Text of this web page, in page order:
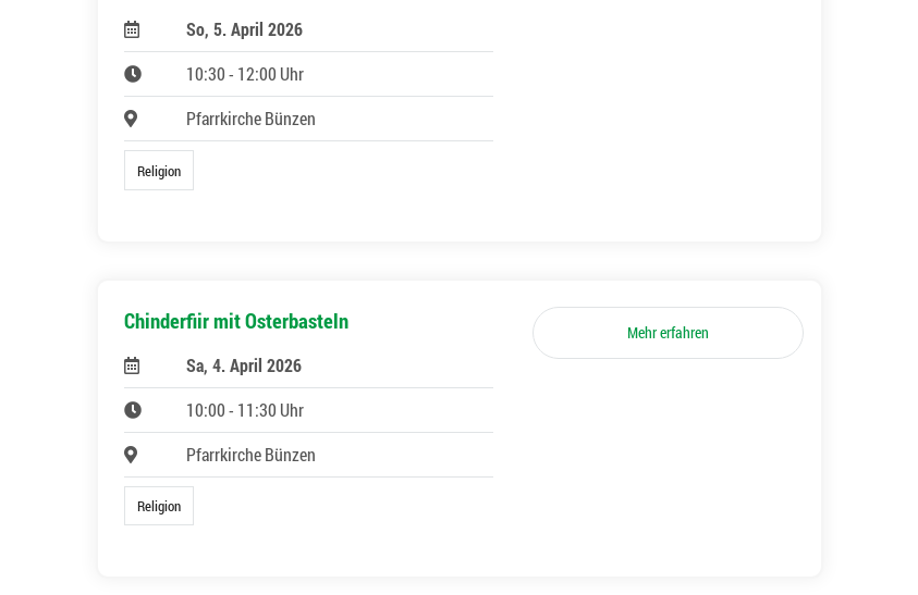
So, 5. April 2026
10:30 - 12:00 Uhr
Pfarrkirche Bünzen
Religion
Chinderfiir mit Osterbasteln
Sa, 4. April 2026
10:00 - 11:30 Uhr
Pfarrkirche Bünzen
Religion
Mehr erfahren